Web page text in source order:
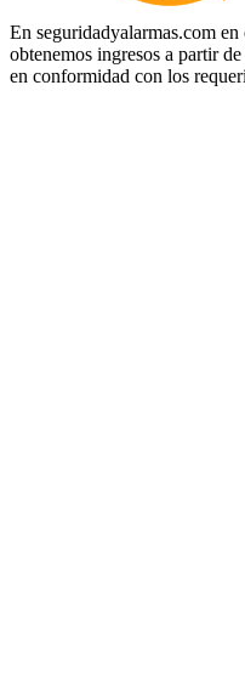
En seguridadyalarmas.com
obtenemos ingresos a partir
en conformidad con los